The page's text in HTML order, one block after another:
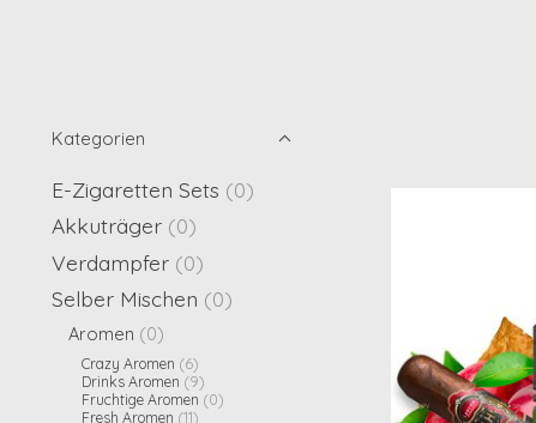
Kategorien
E-Zigaretten Sets (0)
Akkuträger (0)
Verdampfer (0)
Selber Mischen (0)
Aromen (0)
Crazy Aromen (6)
Drinks Aromen (9)
Fruchtige Aromen (0)
Fresh Aromen (11)